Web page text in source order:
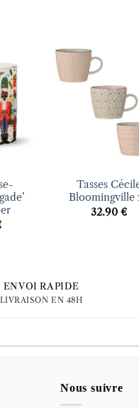
la liste
Tasses
Bloomingville
32.90€
ENVOI RAPIDE
LIVRAISON EN 48H
Nous suivre